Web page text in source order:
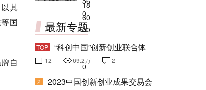
其
国
自
最新专题
TOP “科创中国”创新创业联合体
12 69.2万 2
2 2023中国创新创业成果交易会